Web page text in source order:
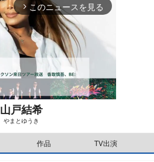
arrow_forward_ios このニュースを見る
M
t
山戸結希
まとゆうき
作品 TV出演